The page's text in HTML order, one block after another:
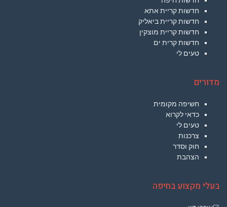
חדשות קריית אתא
חדשות קריית ביאליק
חדשות קריית מוצקין
חדשות קרית ים
טעים לי
מדורים
חשיפה מקומית
כדאי לקרוא
טעים לי
צרכנות
חוק וסדר
הצהבת
בעלי מקצוע בחיפה